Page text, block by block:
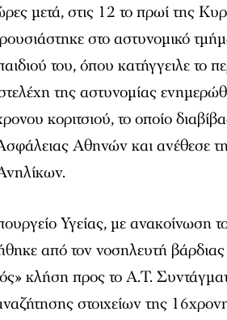
μετά, στις 12 το πρωί της
στο αστυνομικό
του, όπου κατήγγειλε το
της αστυνομίας
κοριτσιού, το οποίο
Αθηνών και ανέθεσε
Υγείας, με ανακοίνωση
από τον νοσηλευτή
κλήση προς το Α.Τ.
στοιχείων της